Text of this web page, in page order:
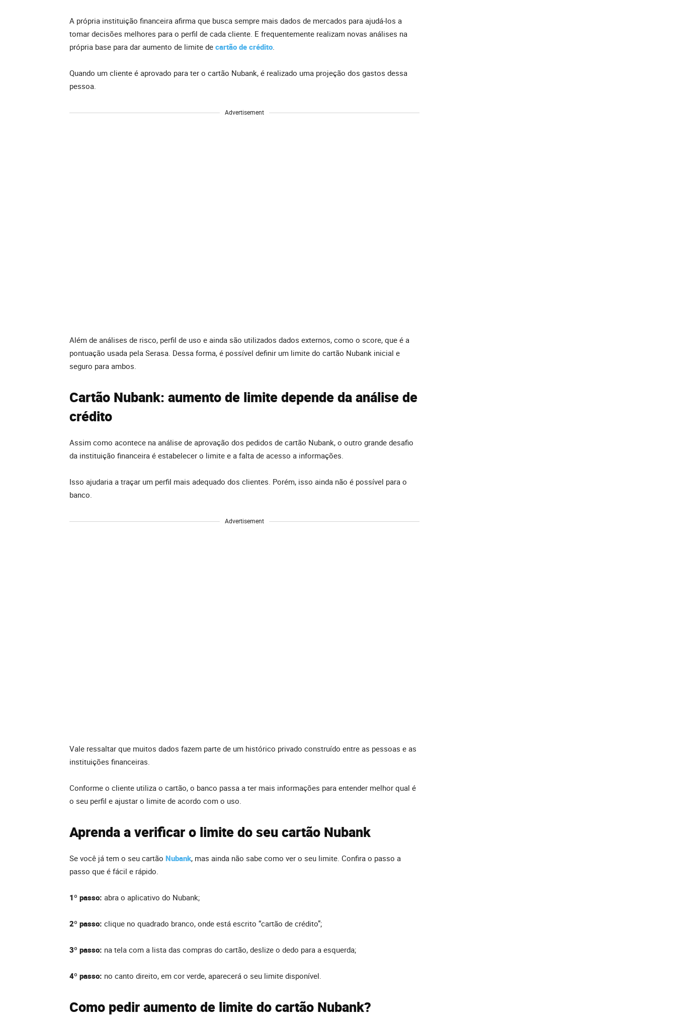
A própria instituição financeira afirma que busca sempre mais dados de mercados para ajudá-los a
tomar decisões melhores para o perfil de cada cliente. E frequentemente realizam novas análises na
própria base para dar aumento de limite de cartão de crédito.
Quando um cliente é aprovado para ter o cartão Nubank, é realizado uma projeção dos gastos dessa
pessoa.
Advertisement
Além de análises de risco, perfil de uso e ainda são utilizados dados externos, como o score, que é a
pontuação usada pela Serasa. Dessa forma, é possível definir um limite do cartão Nubank inicial e
seguro para ambos.
Cartão Nubank: aumento de limite depende da análise de
crédito
Assim como acontece na análise de aprovação dos pedidos de cartão Nubank, o outro grande desafio
da instituição financeira é estabelecer o limite e a falta de acesso a informações.
Isso ajudaria a traçar um perfil mais adequado dos clientes. Porém, isso ainda não é possível para o
banco.
Advertisement
Vale ressaltar que muitos dados fazem parte de um histórico privado construído entre as pessoas e as
instituições financeiras.
Conforme o cliente utiliza o cartão, o banco passa a ter mais informações para entender melhor qual é
o seu perfil e ajustar o limite de acordo com o uso.
Aprenda a verificar o limite do seu cartão Nubank
Se você já tem o seu cartão Nubank, mas ainda não sabe como ver o seu limite. Confira o passo a
passo que é fácil e rápido.
1º passo: abra o aplicativo do Nubank;
2º passo: clique no quadrado branco, onde está escrito “cartão de crédito”;
3º passo: na tela com a lista das compras do cartão, deslize o dedo para a esquerda;
4º passo: no canto direito, em cor verde, aparecerá o seu limite disponível.
Como pedir aumento de limite do cartão Nubank?